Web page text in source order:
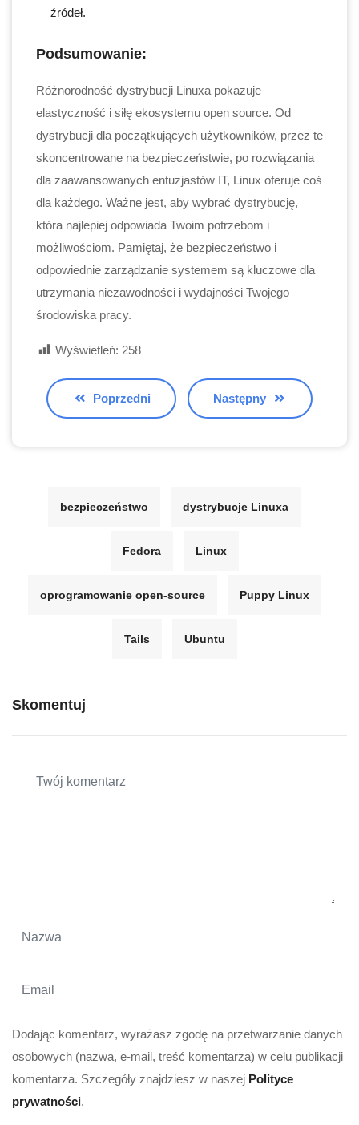
źródeł.
Podsumowanie:
Różnorodność dystrybucji Linuxa pokazuje
elastyczność i siłę ekosystemu open source. Od
dystrybucji dla początkujących użytkowników, przez te
skoncentrowane na bezpieczeństwie, po rozwiązania
dla zaawansowanych entuzjastów IT, Linux oferuje coś
dla każdego. Ważne jest, aby wybrać dystrybucję,
która najlepiej odpowiada Twoim potrzebom i
możliwościom. Pamiętaj, że bezpieczeństwo i
odpowiednie zarządzanie systemem są kluczowe dla
utrzymania niezawodności i wydajności Twojego
środowiska pracy.
Wyświetleń: 258
Poprzedni Następny
bezpieczeństwo dystrybucje Linuxa
Fedora Linux
oprogramowanie open-source Puppy Linux
Tails Ubuntu
Skomentuj
Dodając komentarz, wyrażasz zgodę na przetwarzanie danych
osobowych (nazwa, e-mail, treść komentarza) w celu publikacji
komentarza. Szczegóły znajdziesz w naszej Polityce
prywatności.